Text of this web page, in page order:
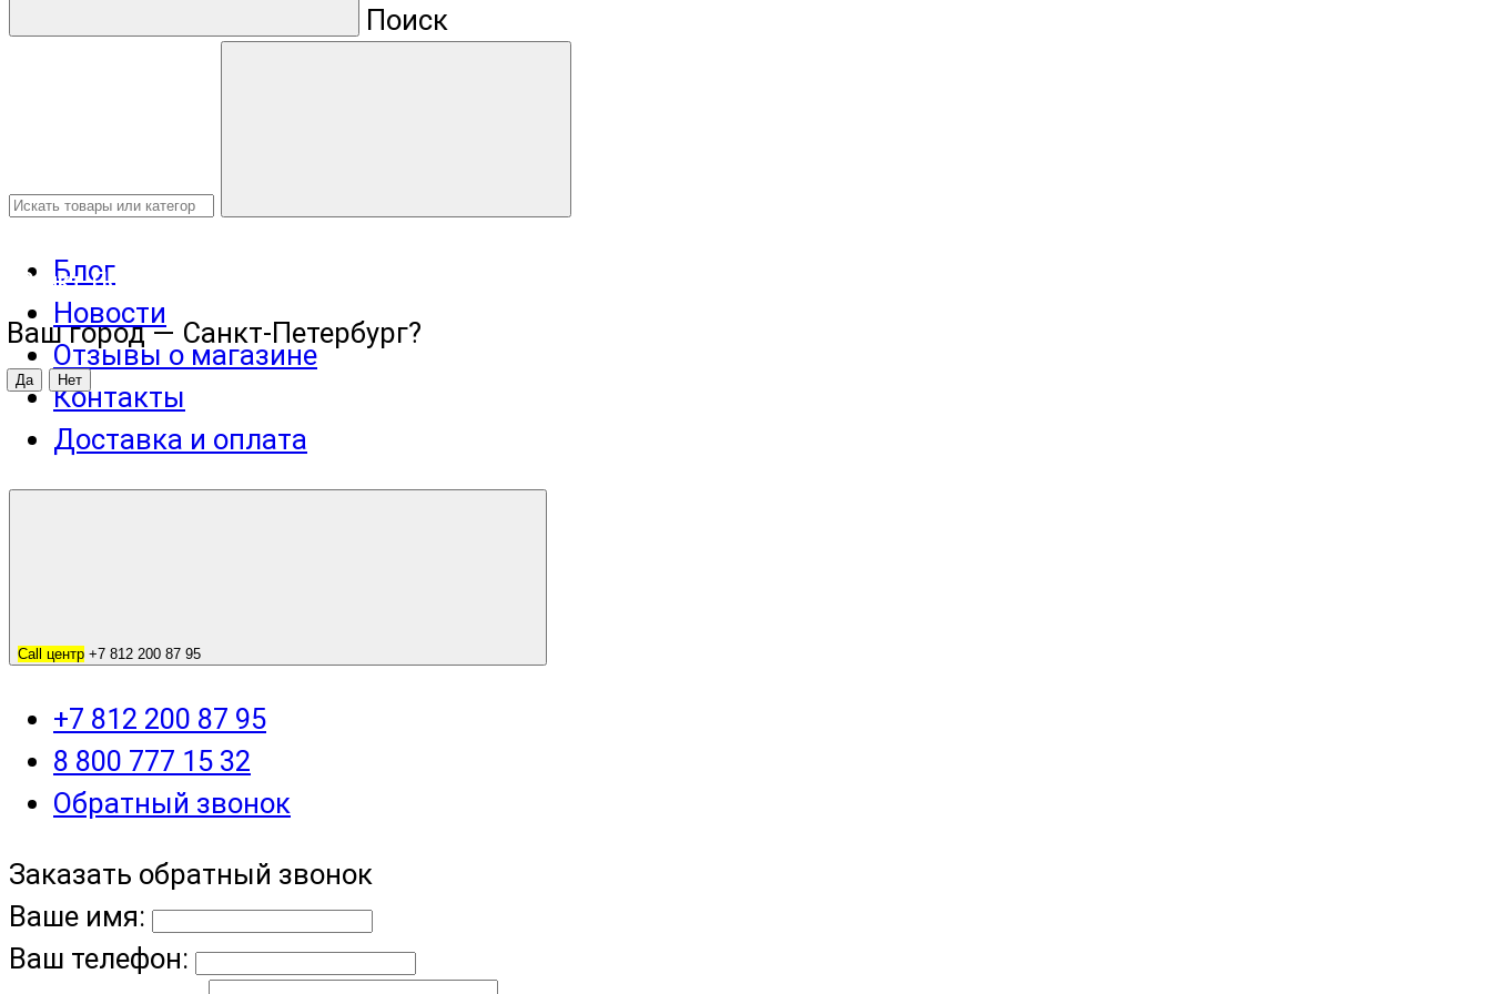
Поиск
Санкт-Петербург
Ваш город — Санкт-Петербург?
Блог
Новости
Отзывы о магазине
Контакты
Доставка и оплата
Call центр +7 812 200 87 95
+7 812 200 87 95
8 800 777 15 32
Обратный звонок
Заказать обратный звонок
Ваше имя:
Ваш телефон: